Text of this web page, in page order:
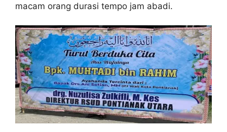
macam orang durasi tempo jam abadi.